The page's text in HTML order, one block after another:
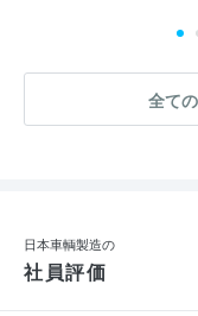
全て
日本車輌製造の
社員評価